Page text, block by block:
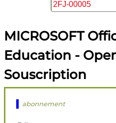
MICROSOFT
Education -
Souscription
abonnement